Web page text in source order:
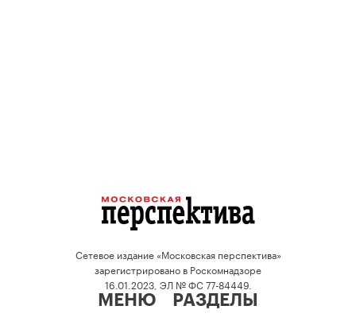
Сетевое издание «Московская перспектива»
зарегистрировано в Роскомнадзоре
16.01.2023, ЭЛ № ФС 77-84449.
МЕНЮ РАЗДЕЛЫ